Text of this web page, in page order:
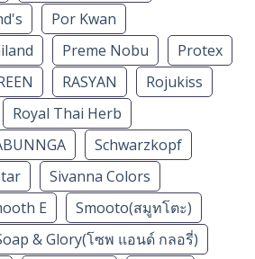
Por Kwan
Preme Nobu
Protex
RASYAN
Rojukiss
Royal Thai Herb
Schwarzkopf
Sivanna Colors
E
Smooto(สมูทโตะ)
& Glory(โซพ แอนด์ กลอรี่)